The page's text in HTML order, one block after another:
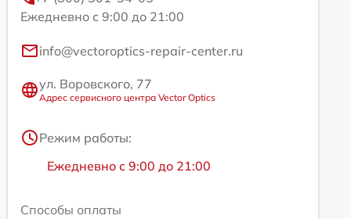
Ежедневно с 9:00 до 21:00
info@vectoroptics-repair-center.ru
ул. Воровского, 77
Адрес сервисного центра Vector Optics
Режим работы:
Ежедневно с 9:00 до 21:00
Способы оплаты